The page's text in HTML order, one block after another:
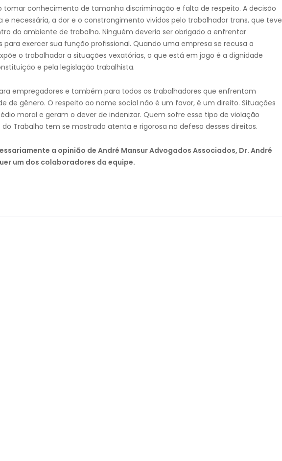
tomar conhecimento de tamanha discriminação e falta de respeito. A decisão
necessária, a dor e o constrangimento vividos pelo trabalhador trans, que teve
do ambiente de trabalho. Ninguém deveria ser obrigado a enfrentar
para exercer sua função profissional. Quando uma empresa se recusa a
o trabalhador a situações vexatórias, o que está em jogo é a dignidade
e pela legislação trabalhista.
empregadores e também para todos os trabalhadores que enfrentam
de gênero. O respeito ao nome social não é um favor, é um direito. Situações
moral e geram o dever de indenizar. Quem sofre esse tipo de violação
Trabalho tem se mostrado atenta e rigorosa na defesa desses direitos.
a opinião de André Mansur Advogados Associados, Dr. André
um dos colaboradores da equipe.